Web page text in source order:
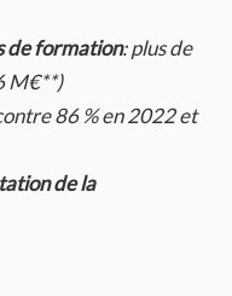
de formation: plus de
M€**)
86 % en 2022 et
de la